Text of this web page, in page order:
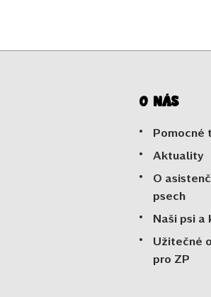
O nás
Pomocné
Aktuality
O
psech
Naši psi a
Užitečné
pro ZP